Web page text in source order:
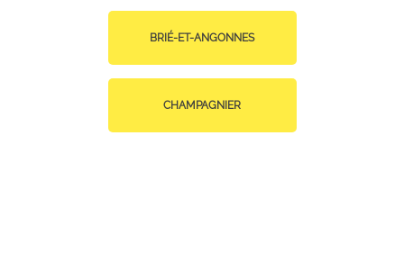
BRIÉ-ET-ANGONNES
CHAMPAGNIER